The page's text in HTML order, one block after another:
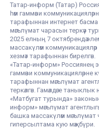
Татар-информ (Татар)
һәм гаммәви
тарафыннан интернет басма
мәгълүмат чарасын теркәү
2025 елның 7 октябрендә
массакүләм коммуникацияләр
хезмәт тарафыннан бирелгән.
«Татар-информ» Россиянең
гаммәви коммуникацияләрне
тарафыннан мәгълүмат
теркәлгән. Гамәлдәге
«Матбугат турында»
информ» мәгълүмат
башка массакүләм
гиперсылтама кую мәҗбүри.